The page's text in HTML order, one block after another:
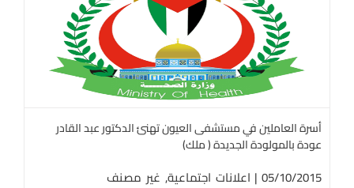
أسرة العاملين في مستشفى العيون تهنئ الدكتور عبد القادر
عودة بالمولودة الجديدة ( ملك)
05/10/2015
| اعلانات اجتماعية, غير مصنف